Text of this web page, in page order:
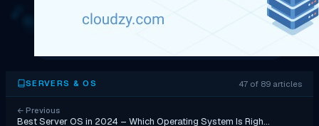
SERVERS & OS 47 of 89 articles
← Previous
Best Server OS in 2024 – Which Operating System Is Righ…